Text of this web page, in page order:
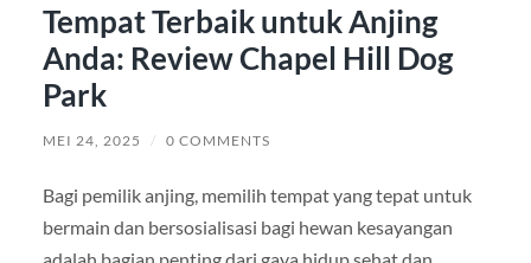
Tempat Terbaik untuk Anjing
Anda: Review Chapel Hill Dog
Park
MEI 24, 2025 / 0 COMMENTS
Bagi pemilik anjing, memilih tempat yang tepat untuk
bermain dan bersosialisasi bagi hewan kesayangan